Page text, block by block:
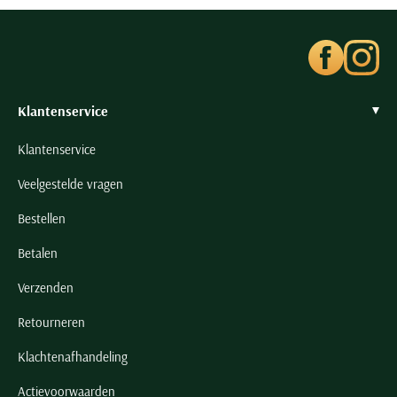
Seidensticker
Tenson
Thomas Maine
Tommy Hilfiger
Vanguard
Wellington of Billmore
Alle merken
Klantenservice
Klantenservice
Veelgestelde vragen
Bestellen
Betalen
Verzenden
Retourneren
Klachtenafhandeling
Actievoorwaarden